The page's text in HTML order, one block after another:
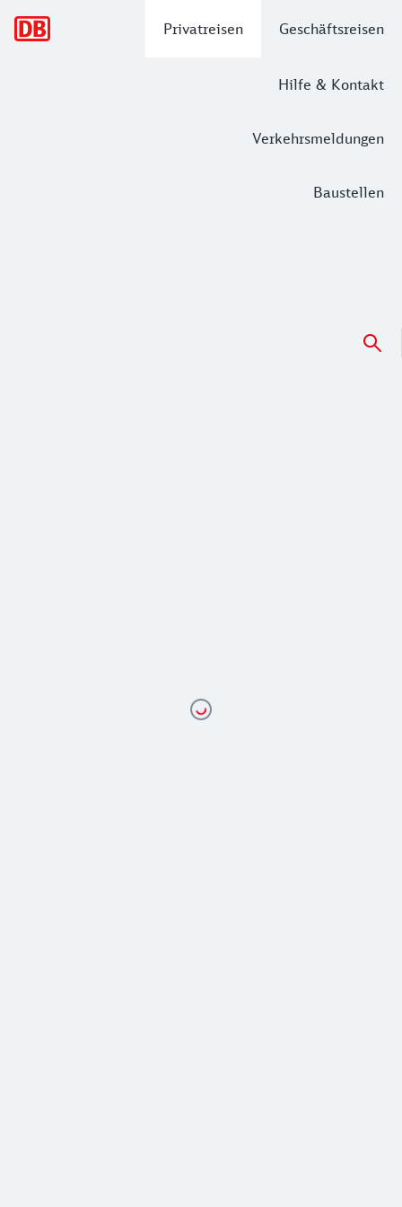
Privatreisen Geschäftsreisen
Hilfe & Kontakt
Verkehrsmeldungen
Baustellen